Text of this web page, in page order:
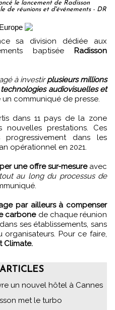
le lancement de Radisson
de réunions et d'événements - DR
baptisée Radisson
à investirplusieurs millions
audiovisuelles et
un communiqué de presse.
dans 11 pays de la zone
nouvelles prestations. Ces
progressivement dans les
opérationnel en 2021.
une offre sur-mesureavec
au long du processus de
par ailleurs à compenser
carbonede chaque réunion
ses établissements, sans
Pour ce faire,
Climate.
un nouvel hôtel à Cannes
met le turbo